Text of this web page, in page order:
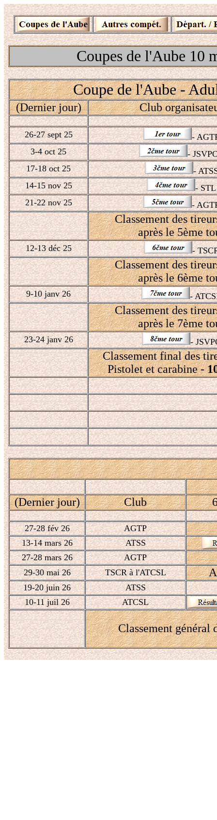
Coupes de l'Aube 10
Coupe de l'Aube -
(Dernier jour) Club
26-27 sept 25
-
3-4 oct 25
-
17-18 oct 25
-
14-15 nov 25
- STL
21-22 nov 25
-
Classement des
après le 5ème
12-13 déc 25 -
Classement des
après le 6ème
9-10 janv 26 -
Classement des
après le 7ème
23-24 janv 26 -
Classement final des
Pistolet et carabine -
(Dernier jour) Club
27-28 fév 26
AGTP
13-14 mars 26
ATSS
27-28 mars 26
AGTP
29-30 mai 26
TSCR à l'ATCSL
19-20 juin 26
ATSS
10-11 juil 26
ATCSL
Classement général